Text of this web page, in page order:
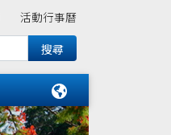
活動行事曆